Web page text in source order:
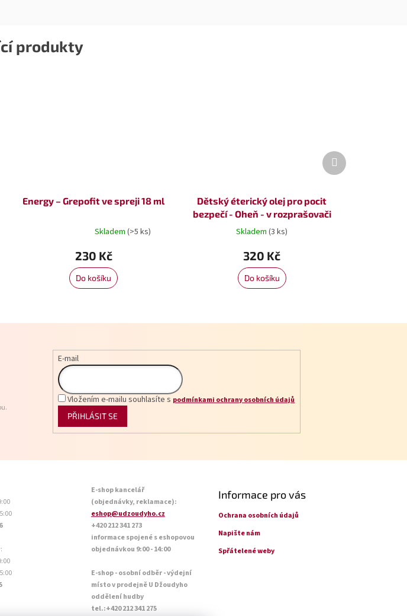
produkty
Energy – Grepofit ve spreji 18 ml
Skladem (>5 ks)
230 Kč
Do košíku
Dětský éterický olej pro pocit
bezpečí - Oheň - v rozprašovači
Skladem(3 ks)
320 Kč
Do košíku
Další
produkt
E-mail
Vložením e-mailu souhlasíte s podmínkami ochrany osobních údajů
PŘIHLÁSIT SE
E-shop kancelář
(objednávky, reklamace):
eshop@udzoudyho.cz
+420 212 341 273
informace spojené s eshopovou
objednávkou 9:00 - 14:00
E-shop - osobní odběr - výdejní
místo v prodejně U Džoudyho
oddělení hudby
tel.:+420 212 341 275
Informace pro vás
Ochrana osobních údajů
Napište nám
Spřátelené weby